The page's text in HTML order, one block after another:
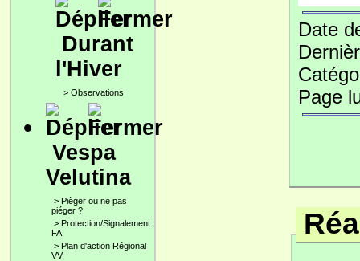
Durant
l'Hiver
> Observations
Vespa
Velutina
> Pièger ou ne pas
piéger ?
> Protection/Signalement
FA
> Plan d'action Régional
VV
Date
Page